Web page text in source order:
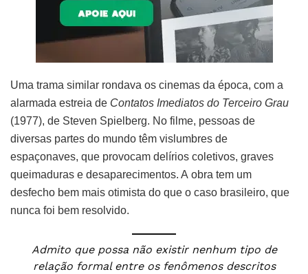
Uma trama similar rondava os cinemas da época, com a
alarmada estreia de Contatos Imediatos do Terceiro Grau
(1977), de Steven Spielberg. No filme, pessoas de
diversas partes do mundo têm vislumbres de
espaçonaves, que provocam delírios coletivos, graves
queimaduras e desaparecimentos. A obra tem um
desfecho bem mais otimista do que o caso brasileiro, que
nunca foi bem resolvido.
Admito que possa não existir nenhum tipo de
relação formal entre os fenômenos descritos